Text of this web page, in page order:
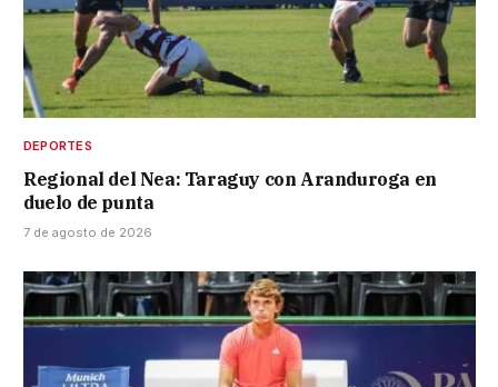
DEPORTES
Regional del Nea: Taraguy con Aranduroga en
duelo de punta
7 de agosto de 2026